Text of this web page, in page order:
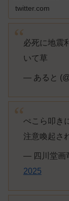
twitter.com
必死に地震
いて草
— あると
ぺこら叩き
注意喚起さ
— 四川堂画
2025